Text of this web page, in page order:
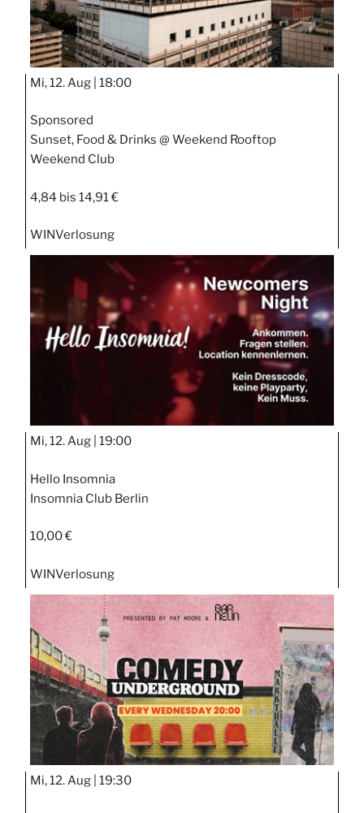
Mi, 12. Aug | 18:00
Sponsored
Sunset, Food & Drinks @ Weekend Rooftop
Weekend Club
4,84 bis 14,91 €
WINVerlosung
Mi, 12. Aug | 19:00
Hello Insomnia
Insomnia Club Berlin
10,00 €
WINVerlosung
Mi, 12. Aug | 19:30